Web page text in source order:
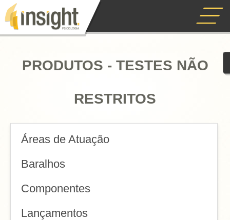
PRODUTOS - TESTES NÃO
RESTRITOS
Áreas de Atuação
Baralhos
Componentes
Lançamentos